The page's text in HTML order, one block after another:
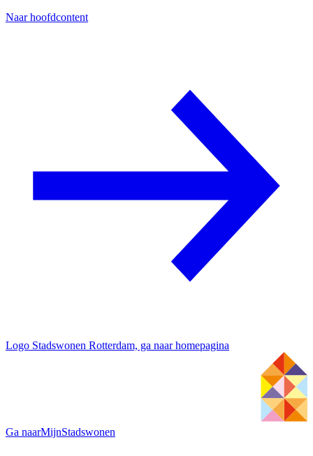
Naar hoofdcontent
Logo Stadswonen Rotterdam, ga naar homepagina
Ga naarMijnStadswonen